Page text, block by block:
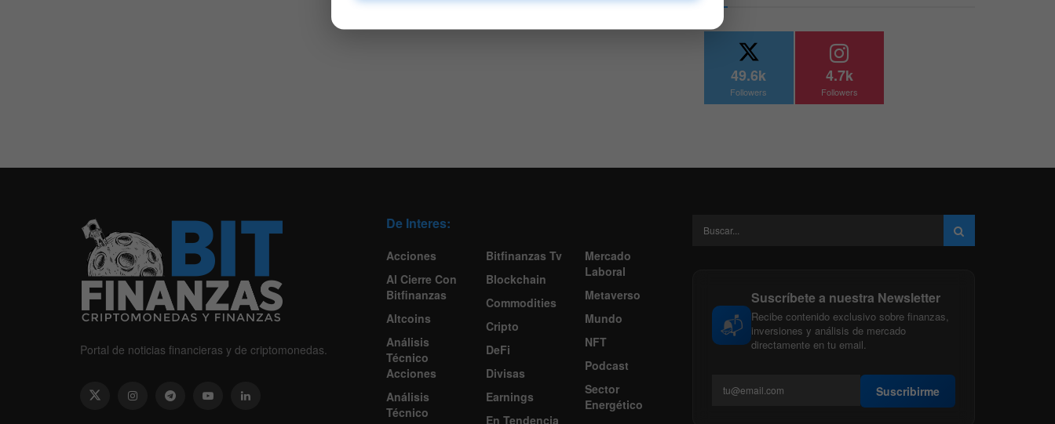
49.6k
Followers
4.7k
Followers
Portal de noticias financieras y de criptomonedas.
De Interes:
Acciones
Al Cierre Con
Bitfinanzas
Altcoins
Análisis
Técnico
Acciones
Análisis
Técnico
Bitfinanzas Tv
Blockchain
Commodities
Cripto
DeFi
Divisas
Earnings
En Tendencia
Mercado
Laboral
Metaverso
Mundo
NFT
Podcast
Sector
Energético
📬
Suscríbete a nuestra Newsletter
Recibe contenido exclusivo sobre finanzas,
inversiones y análisis de mercado
directamente en tu email.
Suscribirme